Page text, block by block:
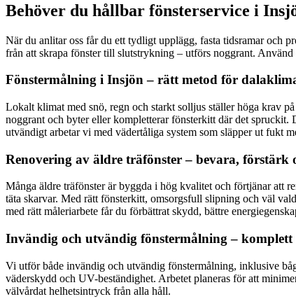
Behöver du hållbar fönsterservice i
När du anlitar oss får du ett tydligt upplägg, fasta tidsramar och
från att skrapa fönster till slutstrykning – utförs noggrant.
Fönstermålning i Insjön – rätt metod för
Lokalt klimat med snö, regn och starkt solljus ställer höga krav
noggrant och byter eller kompletterar fönsterkitt där det
utvändigt arbetar vi med vädertåliga system som släpper ut fukt
Renovering av äldre träfönster – bevara, förstärk
Många äldre träfönster är byggda i hög kvalitet och förtjänar att
täta skarvar. Med rätt fönsterkitt, omsorgsfull slipning och väl
med rätt måleriarbete får du förbättrat skydd, bättre
Invändig och utvändig fönstermålning – komplett
Vi utför både invändig och utvändig fönstermålning, inklusive
väderskydd och UV-beständighet. Arbetet planeras för att
välvårdat helhetsintryck från alla håll.